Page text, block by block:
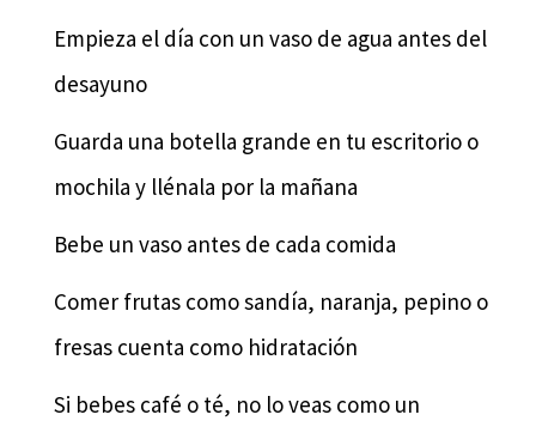
Empieza el día con un vaso de agua antes del
desayuno
Guarda una botella grande en tu escritorio o
mochila y llénala por la mañana
Bebe un vaso antes de cada comida
Comer frutas como sandía, naranja, pepino o
fresas cuenta como hidratación
Si bebes café o té, no lo veas como un